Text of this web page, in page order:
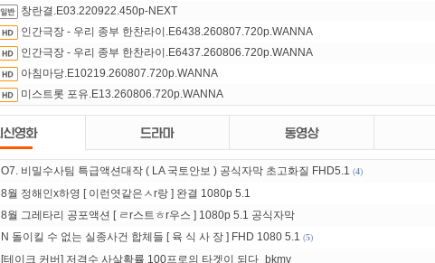
창란결.E03.220922.450p-NEXT
인간극장 - 우리 종부 한찬라이.E6438.260807.720p.WANNA
인간극장 - 우리 종부 한찬라이.E6437.260806.720p.WANNA
아침마당.E10219.260807.720p.WANNA
미스트롯 포유.E13.260806.720p.WANNA
O7. 비밀수사팀 특급액션대작 ( LA 국토안보 ) 공식자막 초고화질 FHD5.1 (4)
8월 정해인x하영 [ 이런엿같은ㅅr랑 ] 완결 1080p 5.1
8월 그레타리 공포액션 [ ㄹr스트ㅎr우스 ] 1080p 5.1 공식자막
N 돌이킬 수 없는 실종사건 합체들 [ 육 식 사 장 ] FHD 1080 5.1 (5)
[테이크 커버] 저격수 사살확률 100프로의 타겟이 되다_bkmv